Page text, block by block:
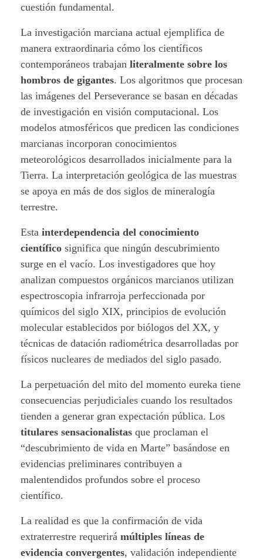
cuestión fundamental.
La investigación marciana actual ejemplifica de
manera extraordinaria cómo los científicos
contemporáneos trabajan literalmente sobre los
hombros de gigantes. Los algoritmos que procesan
las imágenes del Perseverance se basan en décadas
de investigación en visión computacional. Los
modelos atmosféricos que predicen las condiciones
marcianas incorporan conocimientos
meteorológicos desarrollados inicialmente para la
Tierra. La interpretación geológica de las muestras
se apoya en más de dos siglos de mineralogía
terrestre.
Esta interdependencia del conocimiento
científico significa que ningún descubrimiento
surge en el vacío. Los investigadores que hoy
analizan compuestos orgánicos marcianos utilizan
espectroscopia infrarroja perfeccionada por
químicos del siglo XIX, principios de evolución
molecular establecidos por biólogos del XX, y
técnicas de datación radiométrica desarrolladas por
físicos nucleares de mediados del siglo pasado.
La perpetuación del mito del momento eureka tiene
consecuencias perjudiciales cuando los resultados
tienden a generar gran expectación pública. Los
titulares sensacionalistas que proclaman el
“descubrimiento de vida en Marte” basándose en
evidencias preliminares contribuyen a
malentendidos profundos sobre el proceso
científico.
La realidad es que la confirmación de vida
extraterrestre requerirá múltiples líneas de
evidencia convergentes, validación independiente